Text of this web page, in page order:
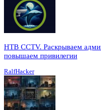
HTB CCTV. Раскрываем
повышаем привилегии
RalfHacker